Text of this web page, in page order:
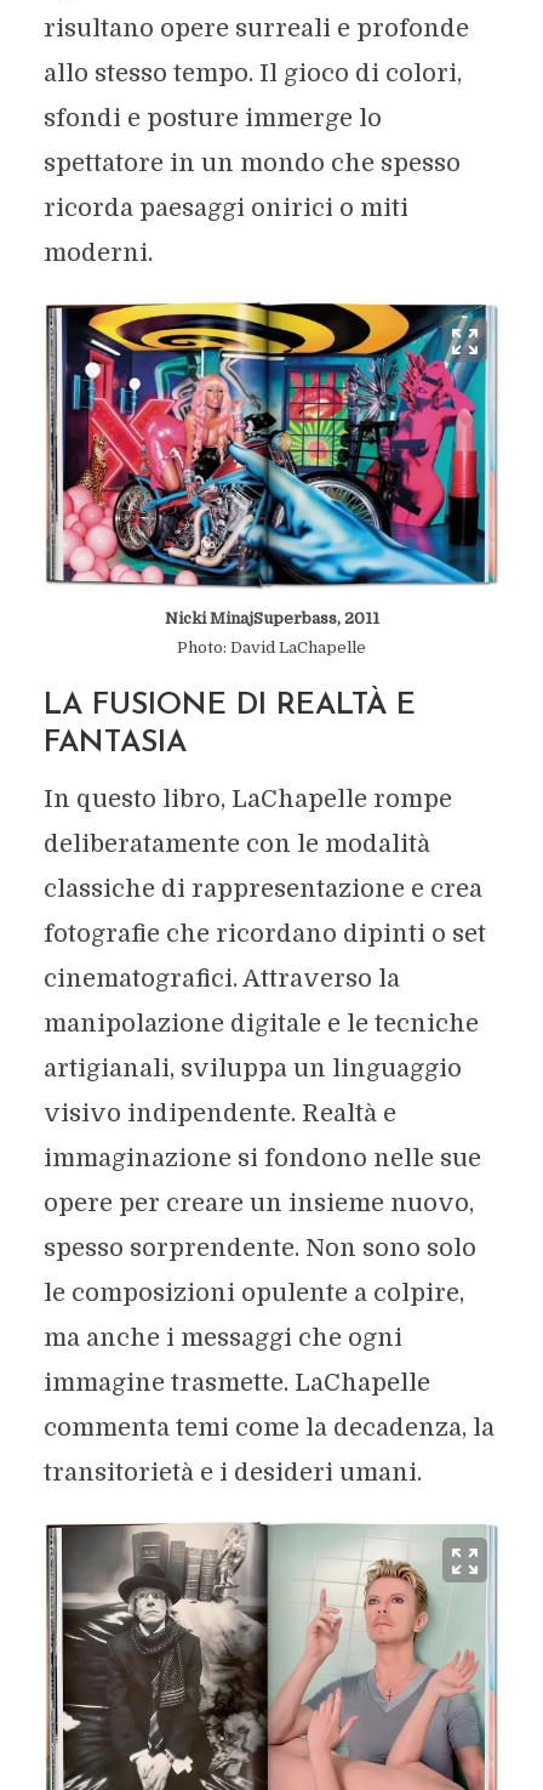
risultano opere surreali e profonde
allo stesso tempo. Il gioco di colori,
sfondi e posture immerge lo
spettatore in un mondo che spesso
ricorda paesaggi onirici o miti
moderni.
Nicki MinajSuperbass, 2011
Photo: David LaChapelle
LA FUSIONE DI REALTÀ E
FANTASIA
In questo libro, LaChapelle rompe
deliberatamente con le modalità
classiche di rappresentazione e crea
fotografie che ricordano dipinti o set
cinematografici. Attraverso la
manipolazione digitale e le tecniche
artigianali, sviluppa un linguaggio
visivo indipendente. Realtà e
immaginazione si fondono nelle sue
opere per creare un insieme nuovo,
spesso sorprendente. Non sono solo
le composizioni opulente a colpire,
ma anche i messaggi che ogni
immagine trasmette. LaChapelle
commenta temi come la decadenza, la
transitorietà e i desideri umani.